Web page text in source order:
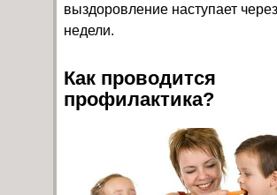
выздоровление наступает
недели.
Как проводится
профилактика?